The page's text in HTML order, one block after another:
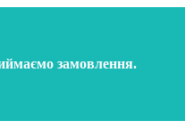
замовлення.